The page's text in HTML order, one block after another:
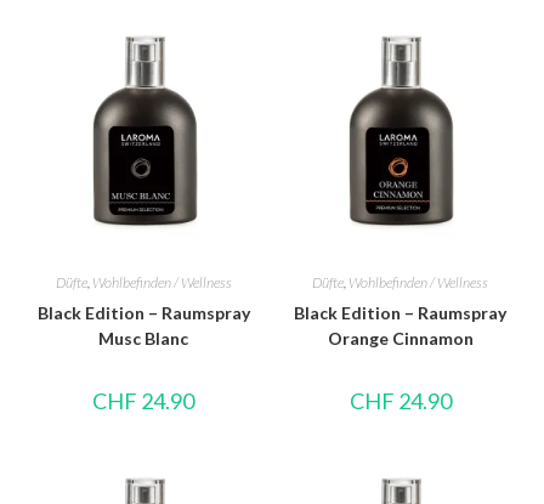
Düfte, Wohlbefinden / Wellness
Black Edition – Raumspray
Musc Blanc
CHF 24.90
Düfte, Wohlbefinden / Wellness
Black Edition – Raumspray
Orange Cinnamon
CHF 24.90